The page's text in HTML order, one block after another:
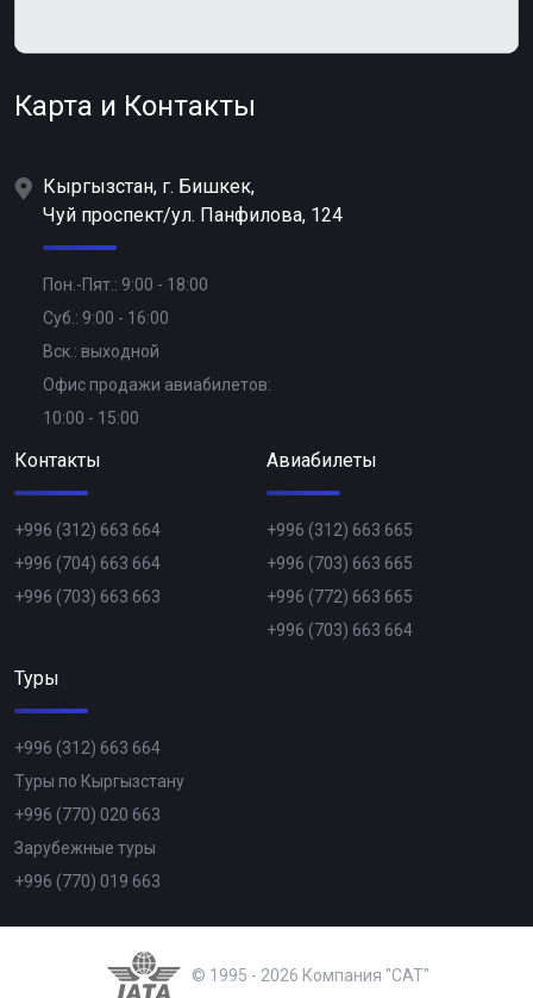
Карта и Контакты
Кыргызстан, г. Бишкек,
Чуй проспект/ул. Панфилова, 124
Пон.-Пят.: 9:00 - 18:00
Суб.: 9:00 - 16:00
Вск.: выходной
Офис продажи авиабилетов:
10:00 - 15:00
Контакты
+996 (312) 663 664
+996 (704) 663 664
+996 (703) 663 663
Авиабилеты
+996 (312) 663 665
+996 (703) 663 665
+996 (772) 663 665
+996 (703) 663 664
Туры
+996 (312) 663 664
Туры по Кыргызстану
+996 (770) 020 663
Зарубежные туры
+996 (770) 019 663
© 1995 - 2026 Компания "CAT"